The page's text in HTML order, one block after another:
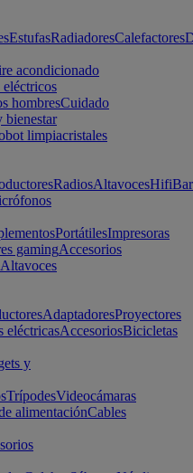
EstufasRadiadoresCalefactores
acondicionado
eléctricos
hombresCuidado
bienestar
limpiacristales
RadiosAltavocesHifi
PortátilesImpresoras
gamingAccesorios
Altavoces
AdaptadoresProyectores
eléctricasAccesoriosBicicletas
y
TrípodesVideocámaras
alimentaciónCables